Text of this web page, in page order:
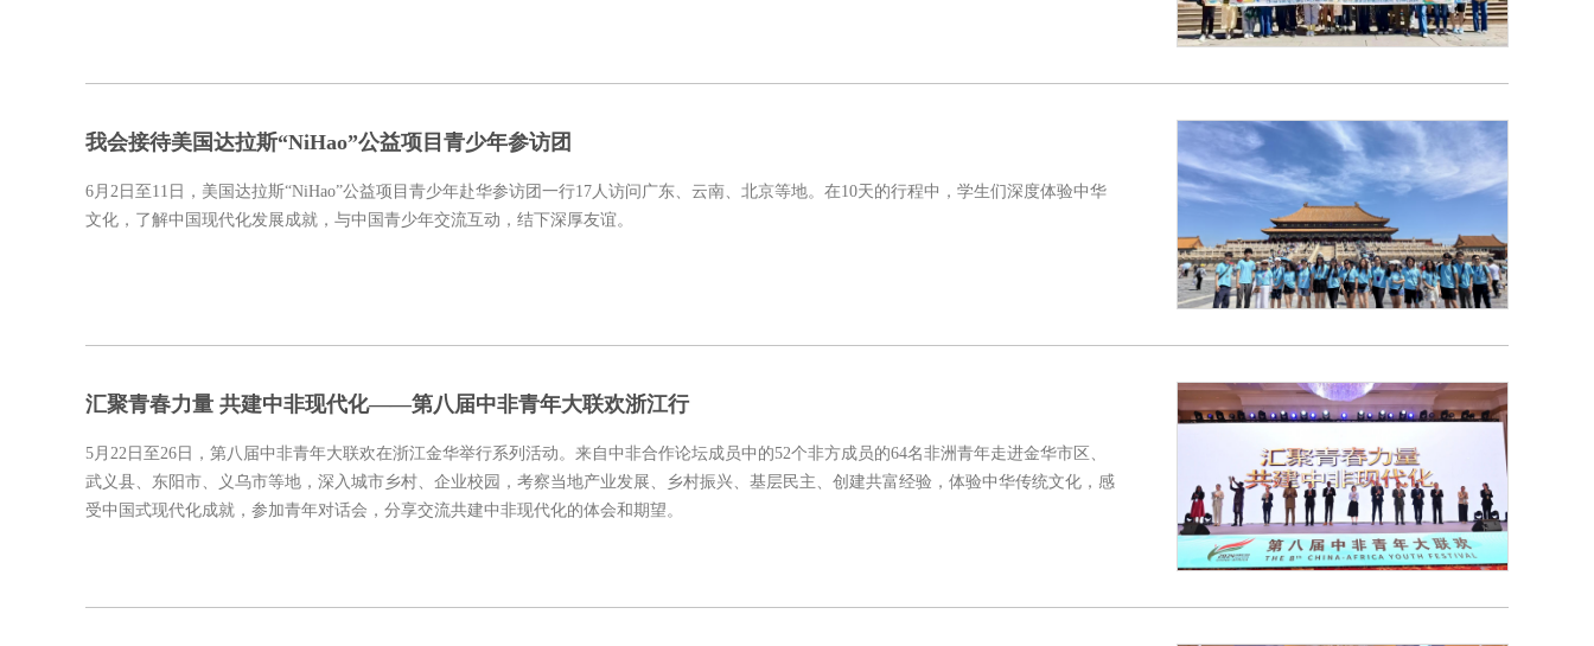
我会接待美国达拉斯“NiHao”公益项目青少年参访团
6月2日至11日，美国达拉斯“NiHao”公益项目青少年赴华参访团一行17人访问广东、云南、北京等地。在10天的行程中，学生们深度体验中华
文化，了解中国现代化发展成就，与中国青少年交流互动，结下深厚友谊。
汇聚青春力量 共建中非现代化——第八届中非青年大联欢浙江行
5月22日至26日，第八届中非青年大联欢在浙江金华举行系列活动。来自中非合作论坛成员中的52个非方成员的64名非洲青年走进金华市区、
武义县、东阳市、义乌市等地，深入城市乡村、企业校园，考察当地产业发展、乡村振兴、基层民主、创建共富经验，体验中华传统文化，感
受中国式现代化成就，参加青年对话会，分享交流共建中非现代化的体会和期望。